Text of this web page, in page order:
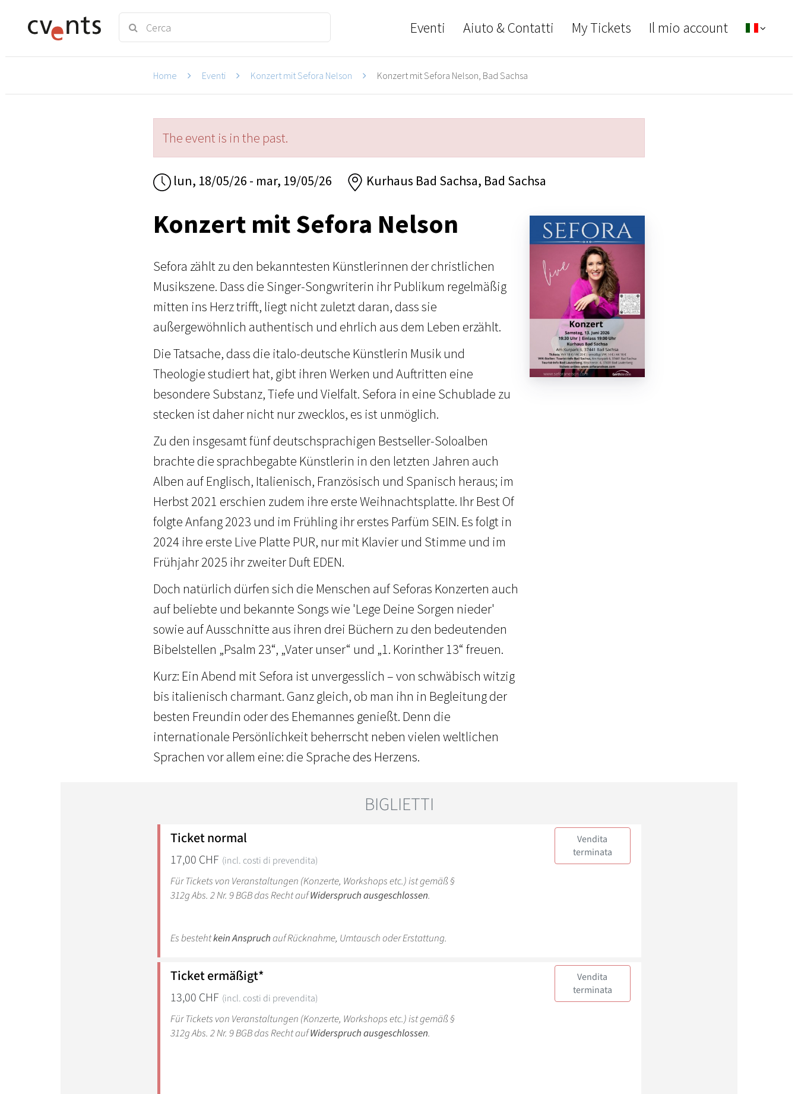
Eventi Aiuto & Contatti My Tickets Il mio account
Home Eventi Konzert mit Sefora Nelson Konzert mit Sefora Nelson, Bad Sachsa
The event is in the past.
lun, 18/05/26 - mar, 19/05/26 Kurhaus Bad Sachsa, Bad Sachsa
Konzert mit Sefora Nelson
Sefora zählt zu den bekanntesten Künstlerinnen der christlichen
Musikszene. Dass die Singer-Songwriterin ihr Publikum regelmäßig
mitten ins Herz trifft, liegt nicht zuletzt daran, dass sie
außergewöhnlich authentisch und ehrlich aus dem Leben erzählt.
Die Tatsache, dass die italo-deutsche Künstlerin Musik und
Theologie studiert hat, gibt ihren Werken und Auftritten eine
besondere Substanz, Tiefe und Vielfalt. Sefora in eine Schublade zu
stecken ist daher nicht nur zwecklos, es ist unmöglich.
Zu den insgesamt fünf deutschsprachigen Bestseller-Soloalben
brachte die sprachbegabte Künstlerin in den letzten Jahren auch
Alben auf Englisch, Italienisch, Französisch und Spanisch heraus; im
Herbst 2021 erschien zudem ihre erste Weihnachtsplatte. Ihr Best Of
folgte Anfang 2023 und im Frühling ihr erstes Parfüm SEIN. Es folgt in
2024 ihre erste Live Platte PUR, nur mit Klavier und Stimme und im
Frühjahr 2025 ihr zweiter Duft EDEN.
Doch natürlich dürfen sich die Menschen auf Seforas Konzerten auch
auf beliebte und bekannte Songs wie 'Lege Deine Sorgen nieder'
sowie auf Ausschnitte aus ihren drei Büchern zu den bedeutenden
Bibelstellen „Psalm 23“, „Vater unser“ und „1. Korinther 13“ freuen.
Kurz: Ein Abend mit Sefora ist unvergesslich – von schwäbisch witzig
bis italienisch charmant. Ganz gleich, ob man ihn in Begleitung der
besten Freundin oder des Ehemannes genießt. Denn die
internationale Persönlichkeit beherrscht neben vielen weltlichen
Sprachen vor allem eine: die Sprache des Herzens.